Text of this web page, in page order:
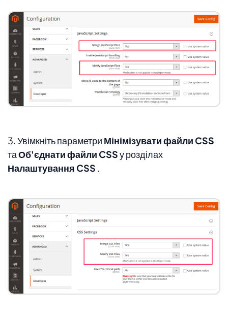
3. Увімкніть параметри Мінімізувати файли CSS
таОб'єднати файли CSSу розділах
Налаштування CSS .